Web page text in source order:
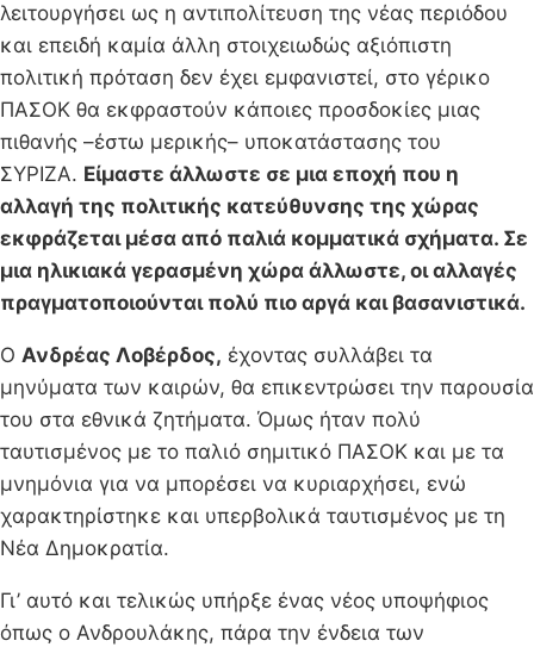
λειτουργήσει ως η αντιπολίτευση της νέας περιόδου
και επειδή καμία άλλη στοιχειωδώς αξιόπιστη
πολιτική πρόταση δεν έχει εμφανιστεί, στο γέρικο
ΠΑΣΟΚ θα εκφραστούν κάποιες προσδοκίες μιας
πιθανής –έστω μερικής– υποκατάστασης του
ΣΥΡΙΖΑ. Είμαστε άλλωστε σε μια εποχή που η
αλλαγή της πολιτικής κατεύθυνσης της χώρας
εκφράζεται μέσα από παλιά κομματικά σχήματα. Σε
μια ηλικιακά γερασμένη χώρα άλλωστε, οι αλλαγές
πραγματοποιούνται πολύ πιο αργά και βασανιστικά.
Ο Ανδρέας Λοβέρδος, έχοντας συλλάβει τα
μηνύματα των καιρών, θα επικεντρώσει την παρουσία
του στα εθνικά ζητήματα. Όμως ήταν πολύ
ταυτισμένος με το παλιό σημιτικό ΠΑΣΟΚ και με τα
μνημόνια για να μπορέσει να κυριαρχήσει, ενώ
χαρακτηρίστηκε και υπερβολικά ταυτισμένος με τη
Νέα Δημοκρατία.
Γι’ αυτό και τελικώς υπήρξε ένας νέος υποψήφιος
όπως ο Ανδρουλάκης, πάρα την ένδεια των